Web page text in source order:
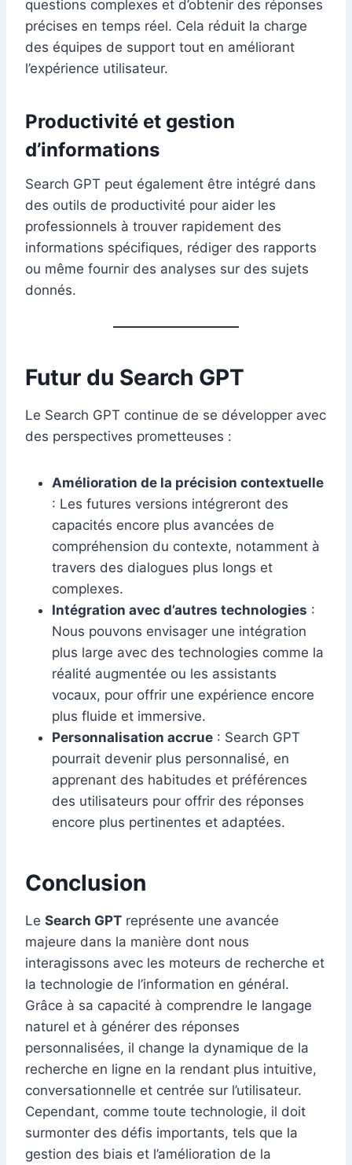
questions complexes et d’obtenir des réponses
précises en temps réel. Cela réduit la charge
des équipes de support tout en améliorant
l’expérience utilisateur.
Productivité et gestion
d’informations
Search GPT peut également être intégré dans
des outils de productivité pour aider les
professionnels à trouver rapidement des
informations spécifiques, rédiger des rapports
ou même fournir des analyses sur des sujets
donnés.
Futur du Search GPT
Le Search GPT continue de se développer avec
des perspectives prometteuses :
Amélioration de la précision contextuelle
: Les futures versions intégreront des
capacités encore plus avancées de
compréhension du contexte, notamment à
travers des dialogues plus longs et
complexes.
Intégration avec d’autres technologies :
Nous pouvons envisager une intégration
plus large avec des technologies comme la
réalité augmentée ou les assistants
vocaux, pour offrir une expérience encore
plus fluide et immersive.
Personnalisation accrue : Search GPT
pourrait devenir plus personnalisé, en
apprenant des habitudes et préférences
des utilisateurs pour offrir des réponses
encore plus pertinentes et adaptées.
Conclusion
Le Search GPT représente une avancée
majeure dans la manière dont nous
interagissons avec les moteurs de recherche et
la technologie de l’information en général.
Grâce à sa capacité à comprendre le langage
naturel et à générer des réponses
personnalisées, il change la dynamique de la
recherche en ligne en la rendant plus intuitive,
conversationnelle et centrée sur l’utilisateur.
Cependant, comme toute technologie, il doit
surmonter des défis importants, tels que la
gestion des biais et l’amélioration de la